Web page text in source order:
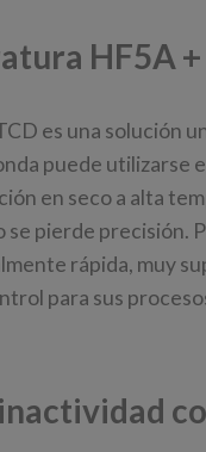
HF5A +
es una solución
puede
en seco a alta
se pierde
rápida, muy
para sus